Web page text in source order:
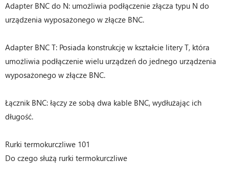
Adapter BNC do N: umożliwia podłączenie złącza typu N do
urządzenia wyposażonego w złącze BNC.
Adapter BNC T: Posiada konstrukcję w kształcie litery T, która
umożliwia podłączenie wielu urządzeń do jednego urządzenia
wyposażonego w złącze BNC.
Łącznik BNC: łączy ze sobą dwa kable BNC, wydłużając ich
długość.
Rurki termokurczliwe 101
Do czego służą rurki termokurczliwe